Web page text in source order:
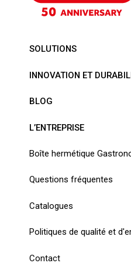
SOLUTIONS
INNOVATION ET
BLOG
L’ENTREPRISE
Boîte hermétique
Questions fréquentes
Catalogues
Politiques de qualité et
Contact